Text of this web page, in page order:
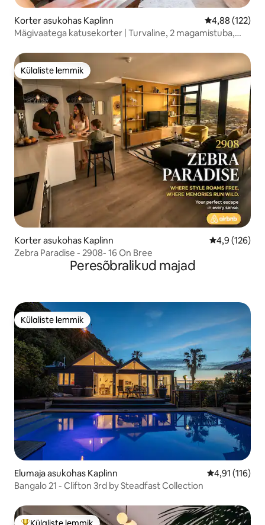
Korter asukohas Kaplinn Keskmine
4,88 (122)
Mägivaatega katusekorter | Turvaline, 2 magamistuba,
Külaliste lemmik
Külaliste lemmik
Korter asukohas Kaplinn Keskmine
4,9 (126)
Zebra Paradise - 2908- 16 On Bree
Peresõbralikud majad
Külaliste lemmik
Külaliste lemmik
Elumaja asukohas Kaplinn Keskmine
4,91 (116)
Bangalo 21 - Clifton 3rd by Steadfast Collection